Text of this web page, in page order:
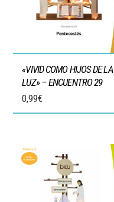
«VIVID COMO HIJOS DE LA
LUZ» – ENCUENTRO 29
0,99€